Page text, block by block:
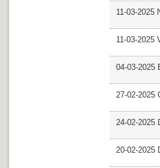
11-03-2025
11-03-2025
04-03-2025
27-02-2025
24-02-2025
20-02-2025